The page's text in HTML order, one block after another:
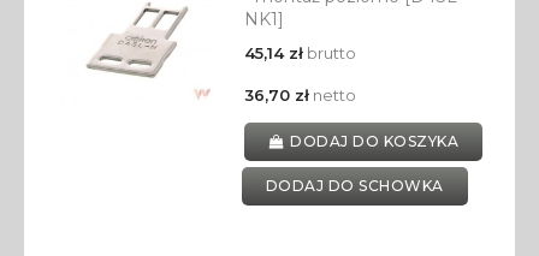
NK1]
45,14 złbrutto
36,70 złnetto
DODAJ DO KOSZYKA
DODAJ DO SCHOWKA